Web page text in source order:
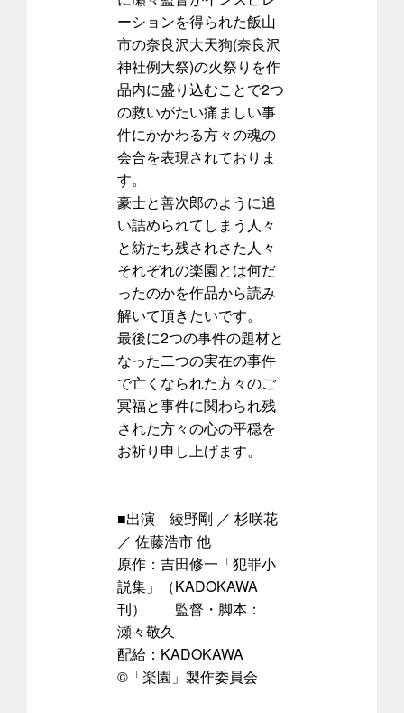
ーションを得られた飯山
市の奈良沢大天狗(奈良沢
神社例大祭)の火祭りを作
品内に盛り込むことで2つ
の救いがたい痛ましい事
件にかかわる方々の魂の
会合を表現されておりま
す。
豪士と善次郎のように追
い詰められてしまう人々
と紡たち残されさた人々
それぞれの楽園とは何だ
ったのかを作品から読み
解いて頂きたいです。
最後に2つの事件の題材と
なった二つの実在の事件
で亡くなられた方々のご
冥福と事件に関わられ残
された方々の心の平穏を
お祈り申し上げます。
■出演 綾野剛 ／ 杉咲花
／ 佐藤浩市 他
原作：吉田修一「犯罪小
説集」（KADOKAWA
刊） 監督・脚本：
瀬々敬久
配給：KADOKAWA
©「楽園」製作委員会